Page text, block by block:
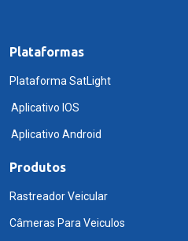
Plataformas
Plataforma SatLight
Aplicativo IOS
Aplicativo Android
Produtos
Rastreador Veicular
Câmeras Para Veiculos